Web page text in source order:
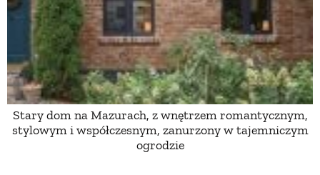
Stary dom na Mazurach, z wnętrzem romantycznym,
stylowym i współczesnym, zanurzony w tajemniczym
ogrodzie
PRZEPISY
ŚNIADANIA
PRZYSTAWKI